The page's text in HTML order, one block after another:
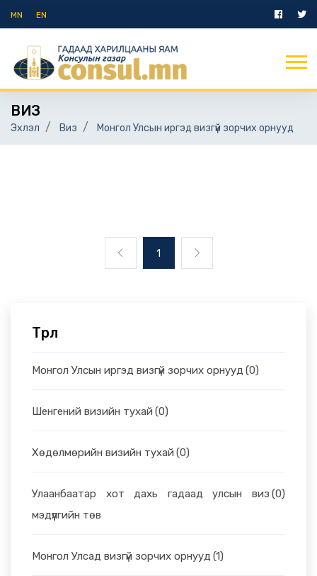
MN EN
ВИЗ
Эхлэл Виз Монгол Улсын иргэд визгүй зорчих орнууд
1
Төрөл
Монгол Улсын иргэд визгүй зорчих орнууд (0)
Шенгений визийн тухай (0)
Хөдөлмөрийн визийн тухай (0)
Улаанбаатар хот дахь гадаад улсын виз
мэдүүлгийн төв
(0)
Монгол Улсад визгүй зорчих орнууд (1)